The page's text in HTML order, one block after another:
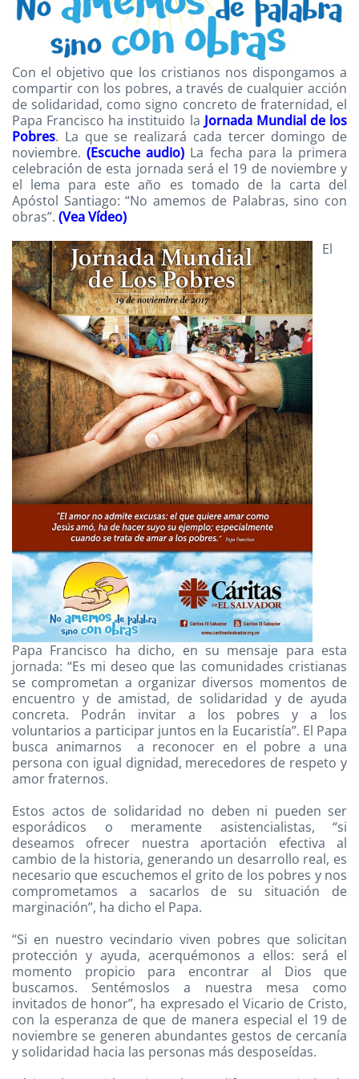
Con el objetivo que los cristianos nos dispongamos a
compartir con los pobres, a través de cualquier acción
de solidaridad, como signo concreto de fraternidad, el
Papa Francisco ha instituido laJornada Mundial de los
Pobres. La que se realizará cada tercer domingo de
noviembre.(Escuche audio) La fecha para la primera
celebración de esta jornada será el 19 de noviembre y
el lema para este año es tomado de la carta del
Apóstol Santiago: “No amemos de Palabras, sino con
obras”. (Vea Vídeo)
El
Papa Francisco ha dicho, en su mensaje para esta
jornada: “Es mi deseo que las comunidades cristianas
se comprometan a organizar diversos momentos de
encuentro y de amistad, de solidaridad y de ayuda
concreta. Podrán invitar a los pobres y a los
voluntarios a participar juntos en la Eucaristía”. El Papa
busca animarnos a reconocer en el pobre a una
persona con igual dignidad, merecedores de respeto y
amor fraternos.
Estos actos de solidaridad no deben ni pueden ser
esporádicos o meramente asistencialistas, “si
deseamos ofrecer nuestra aportación efectiva al
cambio de la historia, generando un desarrollo real, es
necesario que escuchemos el grito de los pobres y nos
comprometamos a sacarlos de su situación de
marginación”, ha dicho el Papa.
“Si en nuestro vecindario viven pobres que solicitan
protección y ayuda, acerquémonos a ellos: será el
momento propicio para encontrar al Dios que
buscamos. Sentémoslos a nuestra mesa como
invitados de honor”, ha expresado el Vicario de Cristo,
con la esperanza de que de manera especial el 19 de
noviembre se generen abundantes gestos de cercanía
y solidaridad hacia las personas más desposeídas.